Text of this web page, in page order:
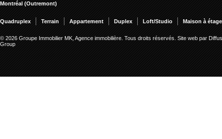
Montréal (Outremont)
Quadruplex Terrain Appartement Duplex Loft/Studio Maison à
© 2026 Groupe Immobilier MK, Agence immobilière. Tous droits réservés. Site web par
Group